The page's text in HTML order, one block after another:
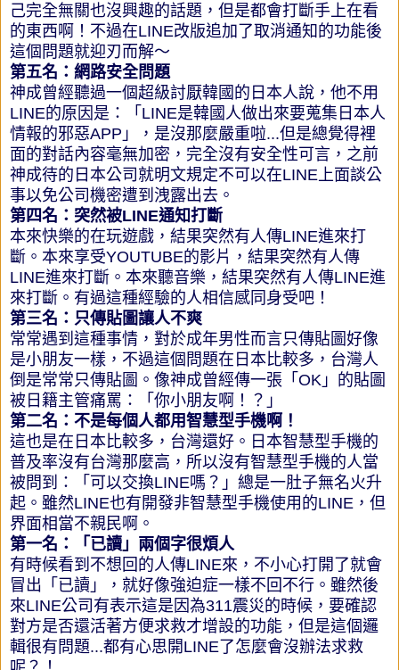
己完全無關也沒興趣的話題，但是都會打斷手上在看
的東西啊！不過在LINE改版追加了取消通知的功能後
這個問題就迎刃而解～
第五名：網路安全問題
神成曾經聽過一個超級討厭韓國的日本人說，他不用
LINE的原因是：「LINE是韓國人做出來要蒐集日本人
情報的邪惡APP」，是沒那麼嚴重啦...但是總覺得裡
面的對話內容毫無加密，完全沒有安全性可言，之前
神成待的日本公司就明文規定不可以在LINE上面談公
事以免公司機密遭到洩露出去。
第四名：突然被LINE通知打斷
本來快樂的在玩遊戲，結果突然有人傳LINE進來打
斷。本來享受YOUTUBE的影片，結果突然有人傳
LINE進來打斷。本來聽音樂，結果突然有人傳LINE進
來打斷。有過這種經驗的人相信感同身受吧！
第三名：只傳貼圖讓人不爽
常常遇到這種事情，對於成年男性而言只傳貼圖好像
是小朋友一樣，不過這個問題在日本比較多，台灣人
倒是常常只傳貼圖。像神成曾經傳一張「OK」的貼圖
被日籍主管痛罵：「你小朋友啊！？」
第二名：不是每個人都用智慧型手機啊！
這也是在日本比較多，台灣還好。日本智慧型手機的
普及率沒有台灣那麼高，所以沒有智慧型手機的人當
被問到：「可以交換LINE嗎？」總是一肚子無名火升
起。雖然LINE也有開發非智慧型手機使用的LINE，但
界面相當不親民啊。
第一名：「已讀」兩個字很煩人
有時候看到不想回的人傳LINE來，不小心打開了就會
冒出「已讀」，就好像強迫症一樣不回不行。雖然後
來LINE公司有表示這是因為311震災的時候，要確認
對方是否還活著方便求救才增設的功能，但是這個邏
輯很有問題...都有心思開LINE了怎麼會沒辦法求救